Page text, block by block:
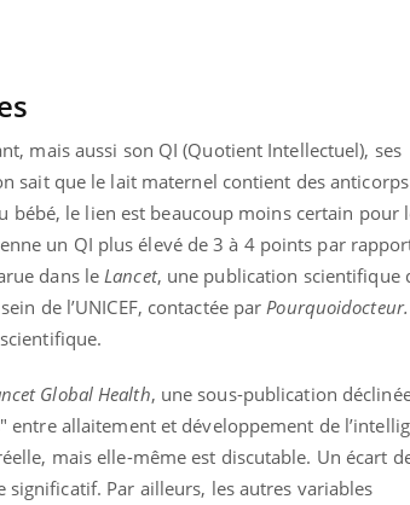
mais aussi son QI (Quotient Intellectuel), ses
sait que le lait maternel contient des
le lien est beaucoup moins certain pour
un QI plus élevé de 3 à 4 points par
dans le Lancet, une publication scientifique
de l’UNICEF, contactée par Pourquoidocteur.
Global Health, une sous-publication
allaitement et développement de
mais elle-même est discutable. Un écart
significatif. Par ailleurs, les autres variables